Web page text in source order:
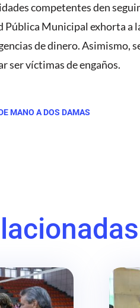
competentes den
Pública Municipal exhorta a
de dinero. Asimismo,
ser víctimas de engaños.
MANO A DOS DAMAS